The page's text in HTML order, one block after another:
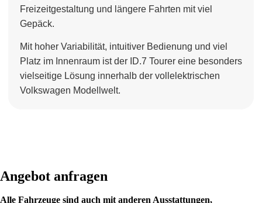
Freizeitgestaltung und längere Fahrten mit viel
Gepäck.
Mit hoher Variabilität, intuitiver Bedienung und viel
Platz im Innenraum ist der ID.7 Tourer eine besonders
vielseitige Lösung innerhalb der vollelektrischen
Volkswagen Modellwelt.
Angebot anfragen
Alle Fahrzeuge sind auch mit anderen Ausstattungen,